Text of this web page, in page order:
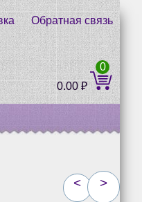
Обратная связь
0.00₽
0
< >